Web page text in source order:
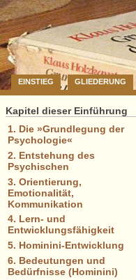
EINSTIEG GLIEDERUNG
Kapitel dieser Einführung
1. Die »Grundlegung der
Psychologie«
2. Entstehung des
Psychischen
3. Orientierung,
Emotionalität,
Kommunikation
4. Lern- und
Entwicklungsfähigkeit
5. Hominini-Entwicklung
6. Bedeutungen und
Bedürfnisse (Hominini)